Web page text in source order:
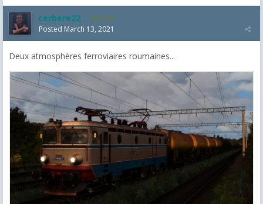
cerbere22 4,385
Posted March 13, 2021
Deux atmosphères ferroviaires roumaines...